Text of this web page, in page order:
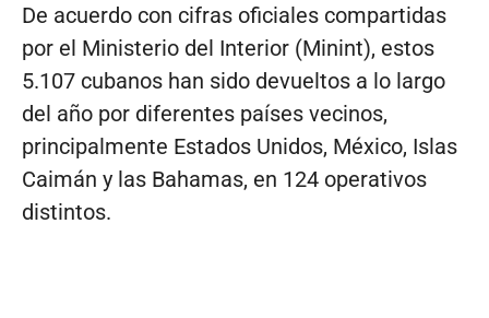
De acuerdo con cifras oficiales compartidas
por el Ministerio del Interior (Minint), estos
5.107 cubanos han sido devueltos a lo largo
del año por diferentes países vecinos,
principalmente Estados Unidos, México, Islas
Caimán y las Bahamas, en 124 operativos
distintos.